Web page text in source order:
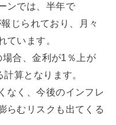
ンでは、半年で
じられており、月々
ています。
合、金利が1％上が
算となります。
なく、今後のインフレ
らむリスクも出てくる